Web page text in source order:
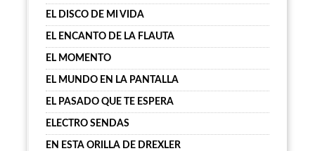
EL DISCO DE MI VIDA
EL ENCANTO DE LA FLAUTA
EL MOMENTO
EL MUNDO EN LA PANTALLA
EL PASADO QUE TE ESPERA
ELECTRO SENDAS
EN ESTA ORILLA DE DREXLER